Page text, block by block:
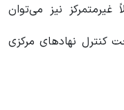
غیرمتمرکز نیز می‌توان
کنترل نهادهای مرکزی